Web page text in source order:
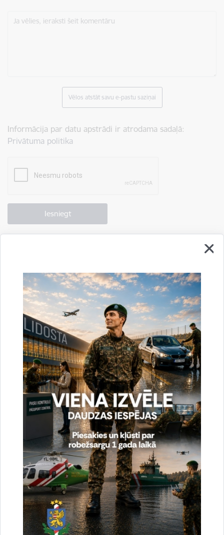
Ja vēlies, ieraksti šeit komentāru
Vēlos atstāt savu e-pastu saziņai
Informācija par datu apstrādi ir atrodama sadaļā:
Privātuma politika
Vai šī informācija bija noderīga?
Sniegt atsauksmi
Esi pirmais, kas uzzina!